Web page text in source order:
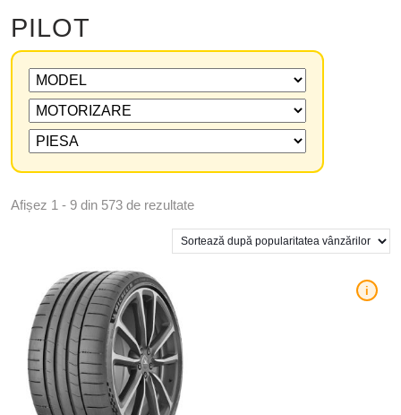
PILOT
Afișez 1 - 9 din 573 de rezultate
i